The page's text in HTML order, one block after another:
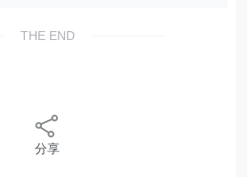
THE END
分享